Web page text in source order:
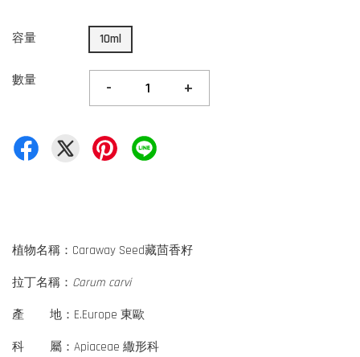
容量 10ml
數量 - +
植物名稱：Caraway Seed藏茴香籽
拉丁名稱： Carum carvi
產 地：E.Europe 東歐
科 屬：Apiaceae 繖形科